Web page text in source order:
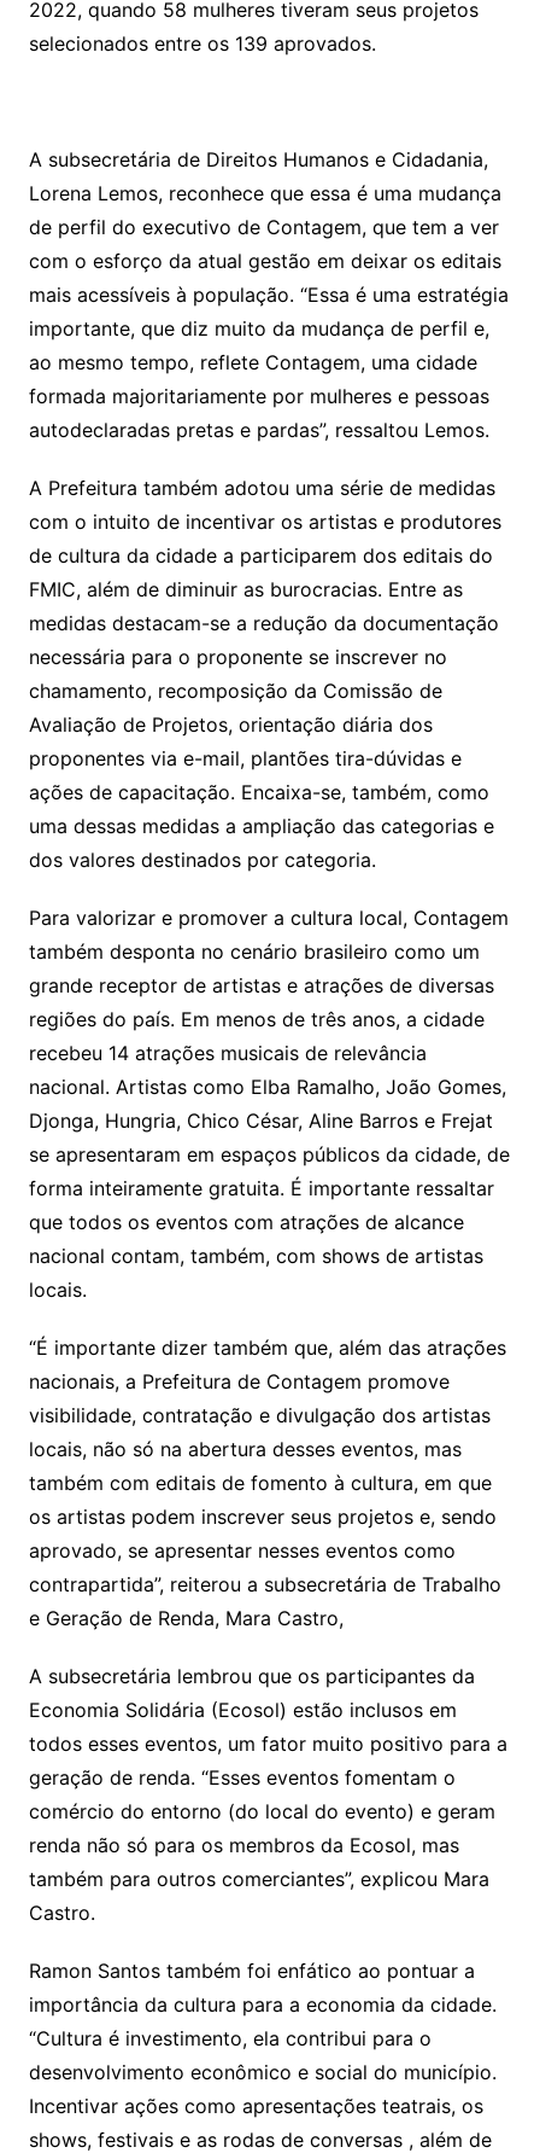
2022, quando 58 mulheres tiveram seus projetos
selecionados entre os 139 aprovados.
A subsecretária de Direitos Humanos e Cidadania,
Lorena Lemos, reconhece que essa é uma mudança
de perfil do executivo de Contagem, que tem a ver
com o esforço da atual gestão em deixar os editais
mais acessíveis à população. “Essa é uma estratégia
importante, que diz muito da mudança de perfil e,
ao mesmo tempo, reflete Contagem, uma cidade
formada majoritariamente por mulheres e pessoas
autodeclaradas pretas e pardas”, ressaltou Lemos.
A Prefeitura também adotou uma série de medidas
com o intuito de incentivar os artistas e produtores
de cultura da cidade a participarem dos editais do
FMIC, além de diminuir as burocracias. Entre as
medidas destacam-se a redução da documentação
necessária para o proponente se inscrever no
chamamento, recomposição da Comissão de
Avaliação de Projetos, orientação diária dos
proponentes via e-mail, plantões tira-dúvidas e
ações de capacitação. Encaixa-se, também, como
uma dessas medidas a ampliação das categorias e
dos valores destinados por categoria.
Para valorizar e promover a cultura local, Contagem
também desponta no cenário brasileiro como um
grande receptor de artistas e atrações de diversas
regiões do país. Em menos de três anos, a cidade
recebeu 14 atrações musicais de relevância
nacional. Artistas como Elba Ramalho, João Gomes,
Djonga, Hungria, Chico César, Aline Barros e Frejat
se apresentaram em espaços públicos da cidade, de
forma inteiramente gratuita. É importante ressaltar
que todos os eventos com atrações de alcance
nacional contam, também, com shows de artistas
locais.
“É importante dizer também que, além das atrações
nacionais, a Prefeitura de Contagem promove
visibilidade, contratação e divulgação dos artistas
locais, não só na abertura desses eventos, mas
também com editais de fomento à cultura, em que
os artistas podem inscrever seus projetos e, sendo
aprovado, se apresentar nesses eventos como
contrapartida”, reiterou a subsecretária de Trabalho
e Geração de Renda, Mara Castro,
A subsecretária lembrou que os participantes da
Economia Solidária (Ecosol) estão inclusos em
todos esses eventos, um fator muito positivo para a
geração de renda. “Esses eventos fomentam o
comércio do entorno (do local do evento) e geram
renda não só para os membros da Ecosol, mas
também para outros comerciantes”, explicou Mara
Castro.
Ramon Santos também foi enfático ao pontuar a
importância da cultura para a economia da cidade.
“Cultura é investimento, ela contribui para o
desenvolvimento econômico e social do município.
Incentivar ações como apresentações teatrais, os
shows, festivais e as rodas de conversas , além de